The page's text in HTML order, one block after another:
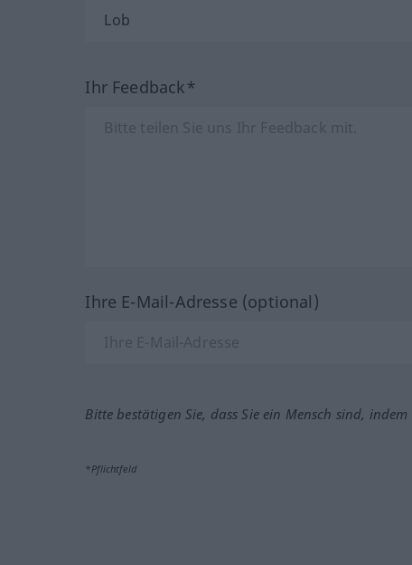
Ihr Feedback*
Ihre E-Mail-Adresse (optional)
Bitte bestätigen Sie, dass Sie ein Mensch sind,
*Pflichtfeld